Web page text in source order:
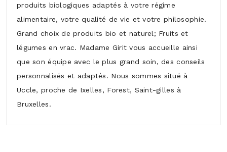
produits biologiques adaptés à votre régime
alimentaire, votre qualité de vie et votre philosophie.
Grand choix de produits bio et naturel; Fruits et
légumes en vrac. Madame Girit vous accueille ainsi
que son équipe avec le plus grand soin, des conseils
personnalisés et adaptés. Nous sommes situé à
Uccle, proche de Ixelles, Forest, Saint-gilles à
Bruxelles.